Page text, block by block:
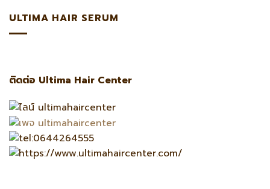
ULTIMA HAIR SERUM
ติดต่อ Ultima Hair Center